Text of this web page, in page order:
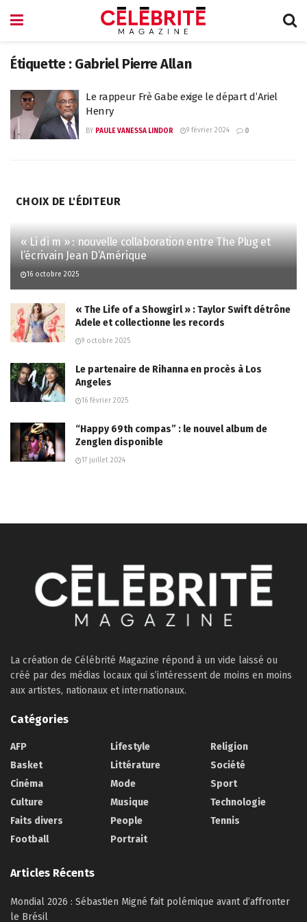
Étiquette : Gabriel Pierre Allan
Le rappeur Frè Gabe exige le départ d’Ariel
Henry
BY PAULE VANESSA LINDOR 9 février 2024 0
CHOIX DE L'ÉDITEUR
« Li di m » : nouvelle collaboration entre The Plug et
l’écrivain Jean D’Amérique
16 octobre 2025
« The Life of a Showgirl » : Taylor Swift détrône
Adele et collectionne les records
9 octobre 2025
Le partenaire de Rihanna en procès à Los
Angeles
16 février 2025
“Happy 69th compas” : le nouvel album de
Zenglen disponible
17 juillet 2024
La création de Célébrité Magazine répond à un vide laissé ou
créé par des médias locaux qui s’intéressent de moins en moins
aux artistes, nationaux et internationaux.
Catégories
AFP
Basket
Cinéma
Culture
Faits divers
Football
Lifestyle
Littérature
Mode
Musique
People
Portrait
Religion
Société
Sport
Technologie
Tennis
Articles Récents
Mondial 2026 : Sébastien Migné fait polémique avant d’affronter
le Brésil